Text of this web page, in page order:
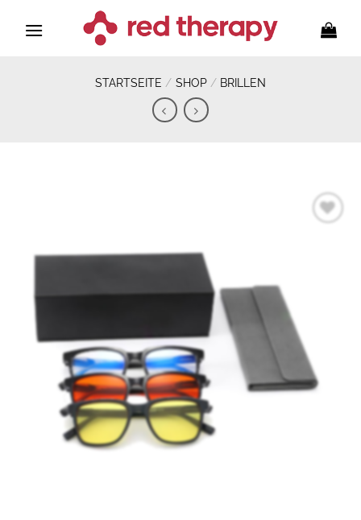
Inhalt
STARTSEITE / SHOP / BRILLEN